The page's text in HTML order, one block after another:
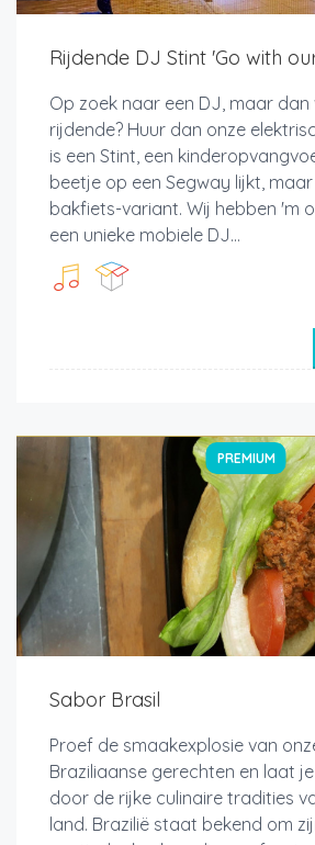
Rijdende DJ Stint 'Go with
Op zoek naar een DJ, maar dan
rijdende? Huur dan onze
is een Stint, een
beetje op een Segway lijkt,
bakfiets-variant. Wij hebben 'm
een unieke mobiele DJ...
PREMIUM
Sabor Brasil
Proef de smaakexplosie van
Braziliaanse gerechten en laat
door de rijke culinaire tradities
land. Brazilië staat bekend om